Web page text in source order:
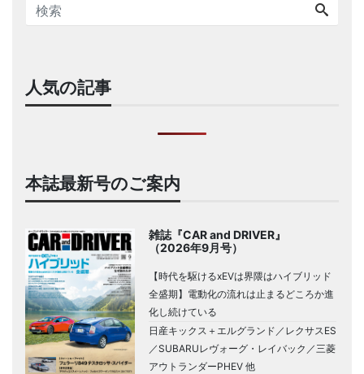
人気の記事
本誌最新号のご案内
雑誌『CAR and DRIVER』
（2026年9月号）
【時代を駆けるxEVは界隈はハイブリッド
全盛期】電動化の流れは止まるどころか進
化し続けている
日産キックス＋エルグランド／レクサスES
／SUBARUレヴォーグ・レイバック／三菱
アウトランダーPHEV 他